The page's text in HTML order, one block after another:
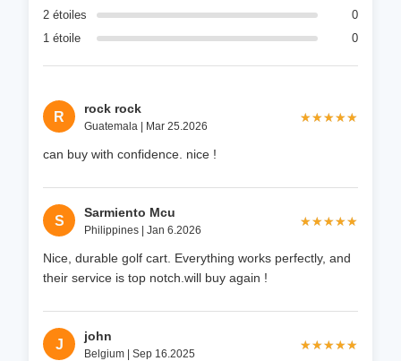
2 étoiles
0
1 étoile
0
R
rock rock
Guatemala | Mar 25.2026
★★★★★
★★★★★
can buy with confidence. nice !
S
Sarmiento Mcu
Philippines | Jan 6.2026
★★★★★
★★★★★
Nice, durable golf cart. Everything works perfectly, and
their service is top notch.will buy again !
J
john
Belgium | Sep 16.2025
★★★★★
★★★★★